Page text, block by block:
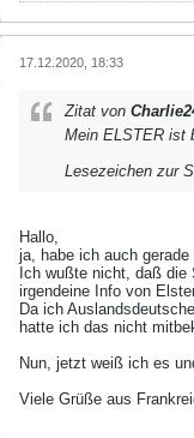
17.12.2020, 18:33
Zitat von
Mein ELSTER ist
Lesezeichen zur
Hallo,
ja, habe ich auch
Ich wußte nicht, daß die
irgendeine Info von
Da ich
hatte ich das nicht
Nun, jetzt weiß ich es
Viele Grüße aus